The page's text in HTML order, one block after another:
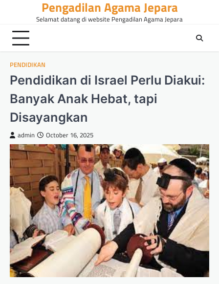
content
Pengadilan Agama Jepara
Selamat datang di website Pengadilan Agama Jepara
PENDIDIKAN
Pendidikan di Israel Perlu Diakui:
Banyak Anak Hebat, tapi
Disayangkan
admin October 16, 2025